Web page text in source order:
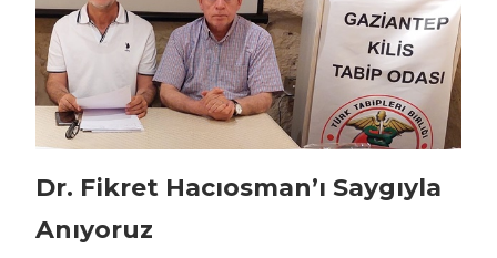
Dr. Fikret Hacıosman’ı Saygıyla
Anıyoruz